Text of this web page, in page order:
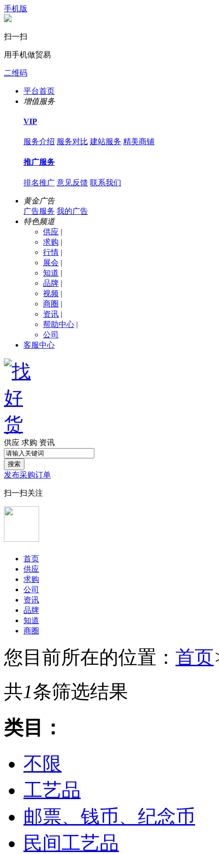
手机版
扫一扫
用手机做贸易
二维码
平台首页
增值服务
VIP
服务介绍 服务对比 建站服务 精美商铺
推广服务
排名推广 意见反馈 联系我们
黄金广告
广告服务 我的广告
特色频道
供应 |
求购 |
行情 |
展会 |
知道 |
品牌 |
视频 |
商圈 |
资讯 |
帮助中心 |
公司
客服中心
供应 求购 资讯
搜索
发布采购订单
扫一扫关注
首页
供应
求购
公司
资讯
品牌
知道
商圈
您目前所在的位置： 首页
共1条筛选结果
类目：
不限
工艺品
邮票、钱币、纪念币
民间工艺品